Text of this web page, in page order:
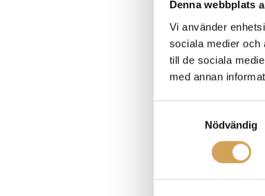
Denna webbplats
Vi använder
sociala medier och
till de sociala
med annan
Nödvändig